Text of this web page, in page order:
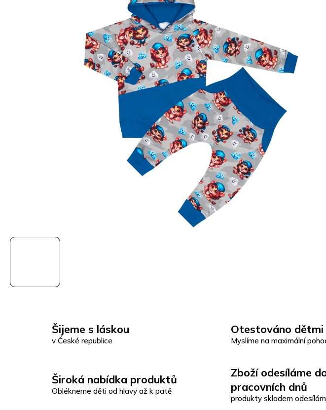
Šijeme s láskou
v České republice
Otestováno dětmi
Myslíme na maximální
Široká nabídka produktů
Oblékneme děti od hlavy až k patě
Zboží odesíláme
pracovních dnů
produkty skladem